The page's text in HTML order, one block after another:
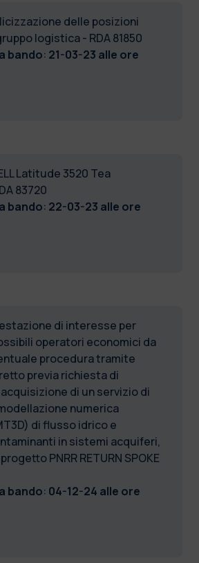
delle posizioni
logistica - RDA 81850
bando: 21-03-23 alle ore
Latitude 3520 Tea
83720
bando: 22-03-23 alle ore
di interesse per
operatori economici da
procedura tramite
previa richiesta di
di un servizio di
numerica
di flusso idrico e
in sistemi acquiferi,
PNRR RETURN SPOKE
bando: 04-12-24 alle ore